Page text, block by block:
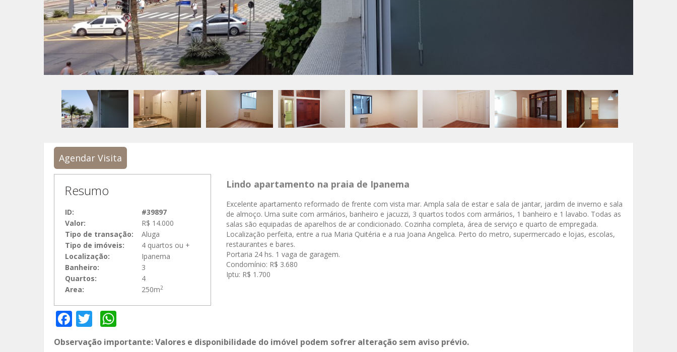
Agendar Visita
Resumo
ID:
#39897
Valor:
R$ 14.000
Tipo de transação:
Aluga
Tipo de imóveis:
4 quartos ou +
Localização:
Ipanema
Banheiro:
3
Quartos:
4
Area:
250m2
Lindo apartamento na praia de Ipanema
Excelente apartamento reformado de frente com vista mar. Ampla sala de estar e sala de jantar, jardim de inverno e sala
de almoço. Uma suite com armários, banheiro e jacuzzi, 3 quartos todos com armários, 1 banheiro e 1 lavabo. Todas as
salas são equipadas de aparelhos de ar condicionado. Cozinha completa, área de serviço e quarto de empregada.
Localização perfeita, entre a rua Maria Quitéria e a rua Joana Angelica. Perto do metro, supermercado e lojas, escolas,
restaurantes e bares.
Portaria 24 hs. 1 vaga de garagem.
Condomínio: R$ 3.680
Iptu: R$ 1.700
Facebook
Twitter
Observação importante: Valores e disponibilidade do imóvel podem sofrer alteração sem aviso prévio.